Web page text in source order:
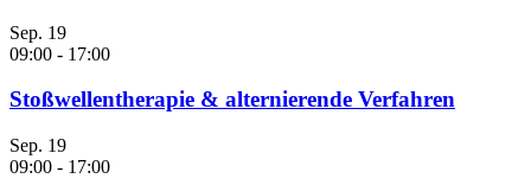
Sep. 19
09:00 - 17:00
Stoßwellentherapie & alternierende Verfahren
Sep. 19
09:00 - 17:00